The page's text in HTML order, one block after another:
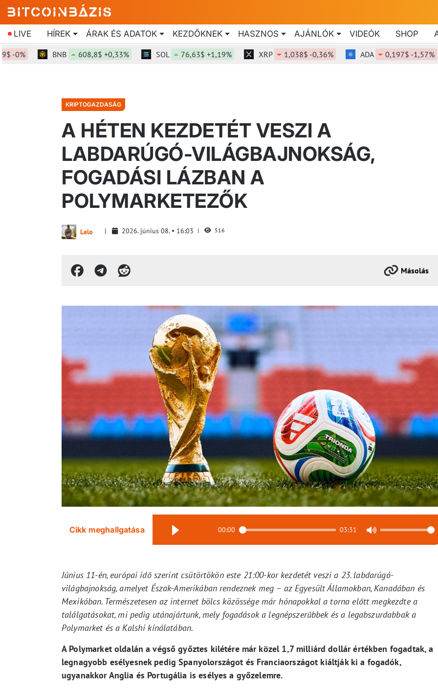
LIVE HÍREK ÁRAK ÉS ADATOK KEZDŐKNEK HASZNOS AJÁNLÓK VIDEÓK SHOP
BNB 608,8$ +0,33% SOL 76,63$ +1,19% XRP 1,038$ -0,36% ADA 0,197$ -1,57%
KRIPTOGAZDASÁG
A HÉTEN KEZDETÉT VESZI A
LABDARÚGÓ-VILÁGBAJNOKSÁG,
FOGADÁSI LÁZBAN A
POLYMARKETEZŐK
Lelo 2026. június 08. 16:03 516
Másolás
Cikk meghallgatása 00:00 03:31
Június 11-én, európai idő szerint csütörtökön este 21:00-kor kezdetét veszi a 23. labdarúgó-
világbajnokság, amelyet Észak-Amerikában rendeznek meg – az Egyesült Államokban, Kanadában és
Mexikóban. Természetesen az internet bölcs közössége már hónapokkal a torna előtt megkezdte a
találgatásokat, mi pedig utánajártunk, mely fogadások a legnépszerűbbek és a legabszurdabbak a
Polymarket és a Kalshi kínálatában.
A Polymarket oldalán a végső győztes kilétére már közel 1,7 milliárd dollár értékben fogadtak, a
legnagyobb esélyesnek pedig Spanyolországot és Franciaországot kiáltják ki a fogadók,
ugyanakkor Anglia és Portugália is esélyes a győzelemre.